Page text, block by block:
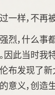
样，不再
烈，什么事
此当时我
布发现了
义，创造